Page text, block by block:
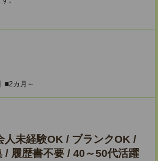
■2カ月～
人未経験OK / ブランクOK /
/ 履歴書不要 / 40～50代活躍